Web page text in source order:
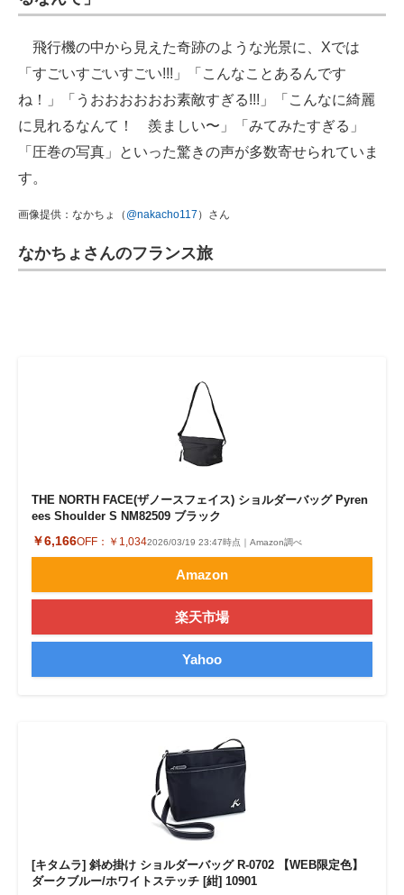
飛行機の中から見えた奇跡のような光景に、Xでは
「すごいすごいすごい!!!」「こんなことあるんです
ね！」「うおおおおおお素敵すぎる!!!」「こんなに綺麗
に見れるなんて！ 羨ましい〜」「みてみたすぎる」
「圧巻の写真」といった驚きの声が多数寄せられていま
す。
画像提供：なかちょ（ @nakacho117 ）さん
なかちょさんのフランス旅
THE NORTH FACE(ザノースフェイス) ショルダーバッグ Pyren
ees Shoulder S NM82509 ブラック
￥6,166OFF： ￥1,0342026/03/19 23:47時点｜Amazon調べ
Amazon
楽天市場
Yahoo
[キタムラ] 斜め掛け ショルダーバッグ R-0702 【WEB限定色】
ダークブルー/ホワイトステッチ [紺] 10901